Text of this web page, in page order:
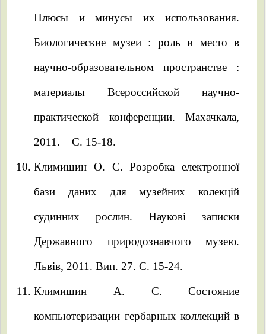
Плюсы и минусы их использования.
Биологические музеи : роль и место в
научно-образовательном пространстве :
материалы Всероссийской научно-
практической конференции. Махачкала,
2011. – С. 15-18.
Климишин О. С. Розробка електронної
бази даних для музейних колекцій
судинних рослин. Наукові записки
Державного природознавчого музею.
Львів, 2011. Вип. 27. С. 15-24.
Климишин А. С. Состояние
компьютеризации гербарных коллекций в